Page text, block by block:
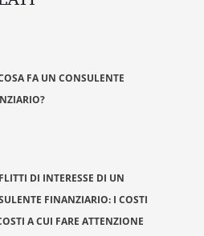
FA UN CONSULENTE
DI INTERESSE DI UN
FINANZIARIO: I COSTI
A CUI FARE ATTENZIONE